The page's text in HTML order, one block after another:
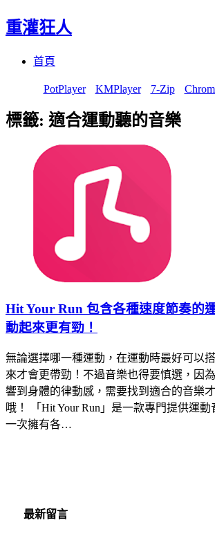
重灌狂人
首頁
PotPlayer KMPlayer 7-Zip
標籤: 適合運動聽的音樂
Hit Your Run 包含各種速度節奏的
動起來更有勁！
無論選擇哪一種運動，在運動時最好可以
來才會更帶勁！不過音樂也得要慎選，因
響到身體的律動感，需要找到適合的音樂
哦！ 「Hit Your Run」是一款專門提供運
一次擁有各…
最新留言